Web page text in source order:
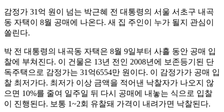
감정가 31억 원이 넘는 박근혜 전 대통령의 서울 서초구 내곡
동 자택이 8월 공매에 나온다. 새 집 주인이 누가 될지 관심이
쏠린다.
박 전 대통령의 내곡동 자택은 8월 9일부터 사흘 동안 공매 입
찰에 부쳐진다. 이 건물은 13년 전인 2008년에 보존등기된 단
독주택으로 감정가는 31억6554만 원이다. 이 감정가가 공매 입
찰 최저가다. 최저가 이상 금액을 적어낸 낙찰자가 나오지 않
으면 10%를 줄여 일주일 뒤 다시 공매에 내놓는 식으로 입찰
이 진행된다. 보통 1~2회 유찰돼 가격이 내려가면 낙찰된다.